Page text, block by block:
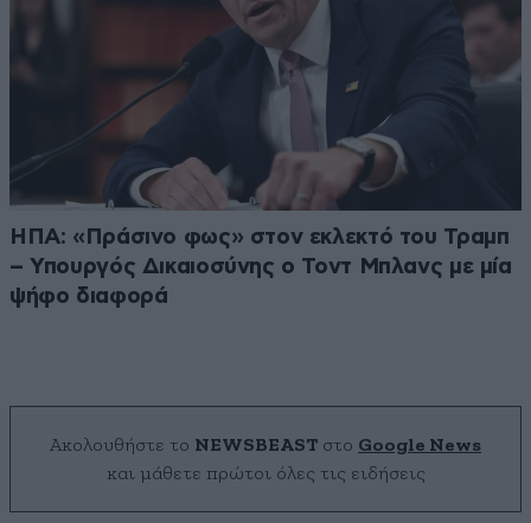
ΗΠΑ: «Πράσινο φως» στον εκλεκτό του Τραμπ
– Υπουργός Δικαιοσύνης ο Τοντ Μπλανς με μία
ψήφο διαφορά
Ακολουθήστε το NEWSBEAST στο Google News
και μάθετε πρώτοι όλες τις ειδήσεις